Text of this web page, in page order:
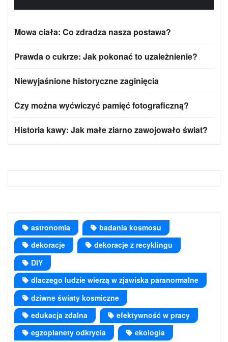
Mowa ciała: Co zdradza nasza postawa?
Prawda o cukrze: Jak pokonać to uzależnienie?
Niewyjaśnione historyczne zaginięcia
Czy można wyćwiczyć pamięć fotograficzną?
Historia kawy: Jak małe ziarno zawojowało świat?
astronomia
badania kosmosu
dekoracje
dekoracje z recyklingu
DIY
dlaczego ludzie wierzą w zjawiska paranormalne
dziwne światy kosmiczne
edukacja zdalna
efektywność w pracy
egzoplanety odkrycia
ekologia